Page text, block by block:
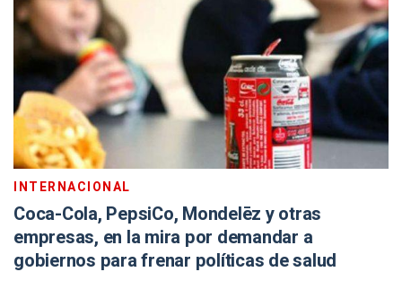
INTERNACIONAL
Coca-Cola, PepsiCo, Mondelēz y otras
empresas, en la mira por demandar a
gobiernos para frenar políticas de salud